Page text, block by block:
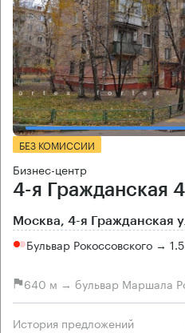
БЕЗ КОМИССИИ
Бизнес-центр
4-я Гражданская
Москва, 4-я Гражданская
Бульвар Рокоссовского →
640 м → бульвар Маршала
История предложений